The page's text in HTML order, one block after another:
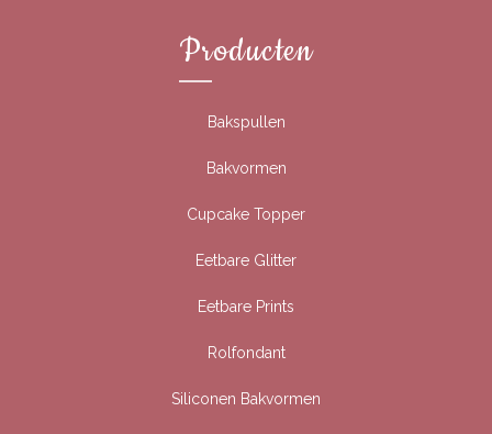
Producten
Bakspullen
Bakvormen
Cupcake Topper
Eetbare Glitter
Eetbare Prints
Rolfondant
Siliconen Bakvormen